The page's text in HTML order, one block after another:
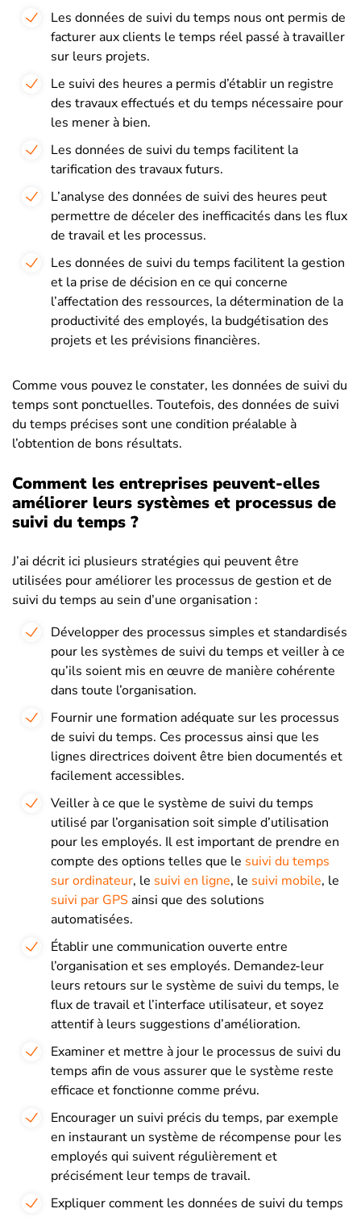
Les données de suivi du temps nous ont permis de
facturer aux clients le temps réel passé à travailler
sur leurs projets.
Le suivi des heures a permis d’établir un registre
des travaux effectués et du temps nécessaire pour
les mener à bien.
Les données de suivi du temps facilitent la
tarification des travaux futurs.
L’analyse des données de suivi des heures peut
permettre de déceler des inefficacités dans les flux
de travail et les processus.
Les données de suivi du temps facilitent la gestion
et la prise de décision en ce qui concerne
l’affectation des ressources, la détermination de la
productivité des employés, la budgétisation des
projets et les prévisions financières.
Comme vous pouvez le constater, les données de suivi du
temps sont ponctuelles. Toutefois, des données de suivi
du temps précises sont une condition préalable à
l’obtention de bons résultats.
Comment les entreprises peuvent-elles
améliorer leurs systèmes et processus de
suivi du temps ?
J’ai décrit ici plusieurs stratégies qui peuvent être
utilisées pour améliorer les processus de gestion et de
suivi du temps au sein d’une organisation :
Développer des processus simples et standardisés
pour les systèmes de suivi du temps et veiller à ce
qu’ils soient mis en œuvre de manière cohérente
dans toute l’organisation.
Fournir une formation adéquate sur les processus
de suivi du temps. Ces processus ainsi que les
lignes directrices doivent être bien documentés et
facilement accessibles.
Veiller à ce que le système de suivi du temps
utilisé par l’organisation soit simple d’utilisation
pour les employés. Il est important de prendre en
compte des options telles que le suivi du temps
sur ordinateur, le suivi en ligne, le suivi mobile, le
suivi par GPSainsi que des solutions
automatisées.
Établir une communication ouverte entre
l’organisation et ses employés. Demandez-leur
leurs retours sur le système de suivi du temps, le
flux de travail et l’interface utilisateur, et soyez
attentif à leurs suggestions d’amélioration.
Examiner et mettre à jour le processus de suivi du
temps afin de vous assurer que le système reste
efficace et fonctionne comme prévu.
Encourager un suivi précis du temps, par exemple
en instaurant un système de récompense pour les
employés qui suivent régulièrement et
précisément leur temps de travail.
Expliquer comment les données de suivi du temps